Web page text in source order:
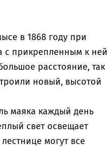
в 1868 году при
с прикрепленным к ней
расстояние, так
новый, высотой
маяка каждый день
свет освещает
могут все